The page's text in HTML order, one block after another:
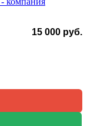
15 000 руб.